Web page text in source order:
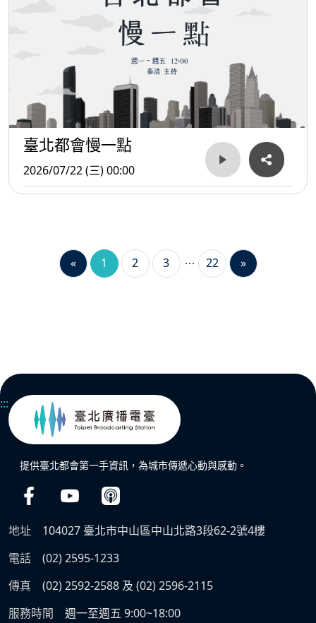
臺北都會慢一點
2026/07/22 (三) 00:00
« 1 2 3 22 »
:::
提供臺北都會第一手資訊，為城市傳遞心動與感動。
地址
104027 臺北市中山區中山北路3段62-2號4樓
電話
(02) 2595-1233
傳真
(02) 2592-2588 及 (02) 2596-2115
服務時間
週一至週五 9:00~18:00